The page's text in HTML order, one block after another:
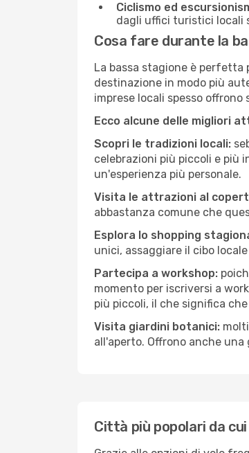
Ciclismo ed
dagli uffici turistici locali
Cosa fare durante la
La bassa stagione è perfetta
destinazione in modo più
imprese locali spesso
Ecco alcune delle migliori
Scopri le tradizioni locali:
celebrazioni più piccoli e più
un'esperienza più personale.
Visita le attrazioni al
abbastanza comune che
Esplora lo shopping
unici, assaggiare il cibo
Partecipa a workshop:
momento per iscriversi a
più piccoli, il che significa
Visita giardini botanici:
all'aperto. Offrono anche
Città più popolari da